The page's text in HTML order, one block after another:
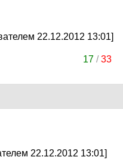
22.12.2012 13:01]
17/33
22.12.2012 13:01]